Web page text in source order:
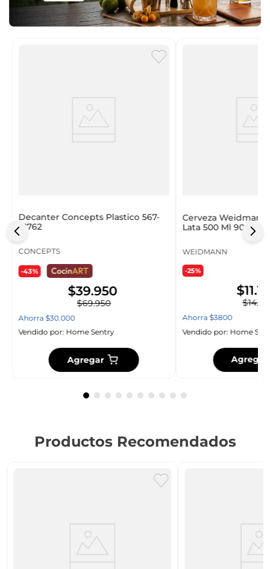
Decanter Concepts Plastico 567-
41762
CONCEPTS
-43%
$39.950
$69.950
Ahorra $30.000
Vendido por: Home Sentry
Agregar
Cerveza
Lata 500 Ml 901599
WEIDMANN
-25%
$11.
$14.
Ahorra$3800
Vendido por:Home
Agregar
Productos Recomendados